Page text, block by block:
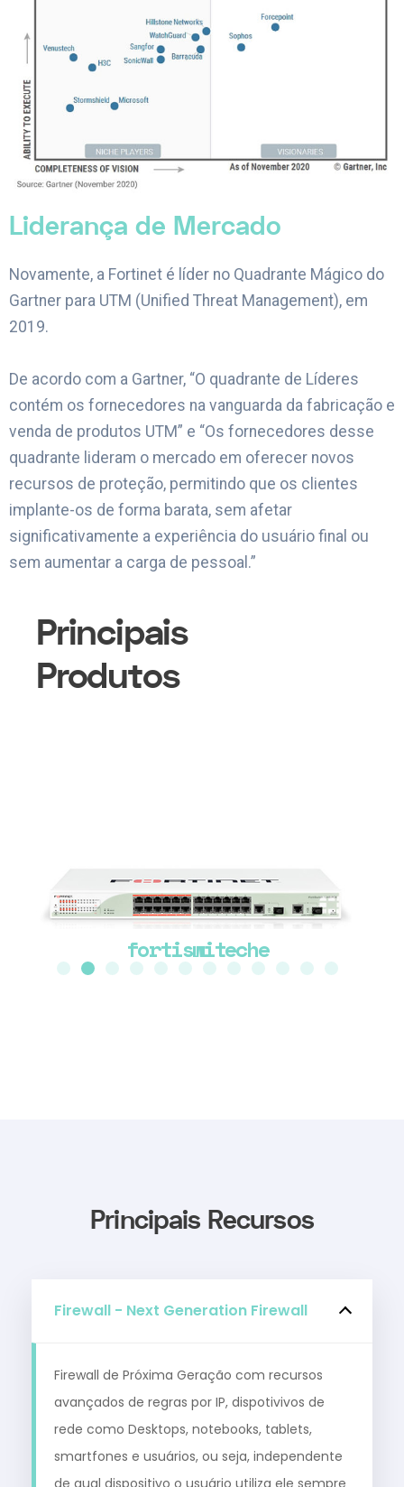
Liderança de Mercado
Novamente, a Fortinet é líder no Quadrante Mágico do
Gartner para UTM (Unified Threat Management), em
2019.
De acordo com a Gartner, “O quadrante de Líderes
contém os fornecedores na vanguarda da fabricação e
venda de produtos UTM” e “Os fornecedores desse
quadrante lideram o mercado em oferecer novos
recursos de proteção, permitindo que os clientes
implante-os de forma barata, sem afetar
significativamente a experiência do usuário final ou
sem aumentar a carga de pessoal.”
Principais
Produtos
fortiswiteche
Principais Recursos
Firewall - Next Generation Firewall
Firewall de Próxima Geração com recursos
avançados de regras por IP, dispotivivos de
rede como Desktops, notebooks, tablets,
smartfones e usuários, ou seja, independente